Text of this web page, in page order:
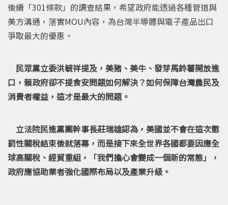
後續「301條款」的調查結果，希望政府能透過各種管道與
美方溝通，落實MOU內容，為台灣半導體與電子產品出口
爭取最大的優惠。
民眾黨立委洪毓祥提及，美豬、美牛、發芽馬鈴薯開放進
口，賴政府卻不提食安問題如何解決？如何保障台灣農民及
消費者權益，這才是最大的問題。
立法院民進黨團幹事長莊瑞雄認為，美國並不會在這次懲
罰性關稅結束後就落幕，而是接下來全世界各國都要因應全
球高關稅、經貿重組，「我們擔心會變成一個新的常態」，
政府應協助業者強化國際布局以及產業升級。